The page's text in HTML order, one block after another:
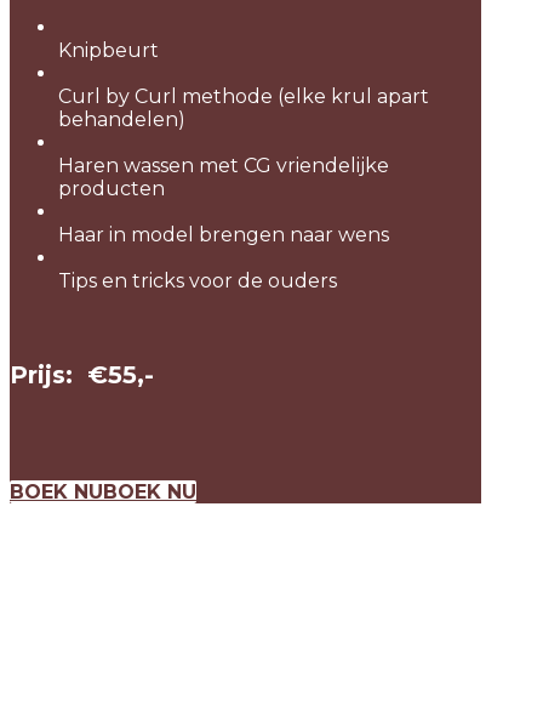
Knipbeurt
Curl by Curl methode (elke krul apart
behandelen)
Haren wassen met CG vriendelijke
producten
Haar in model brengen naar wens
Tips en tricks voor de ouders
Prijs: €55,-
BOEK NUBOEK NU